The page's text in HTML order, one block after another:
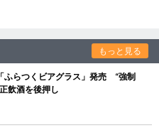
もっと見る
ふらつくビアグラス」発売 “強制
飲酒を後押し